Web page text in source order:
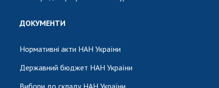
ДОКУМЕНТИ
Нормативні акти НАН України
Державний бюджет НАН України